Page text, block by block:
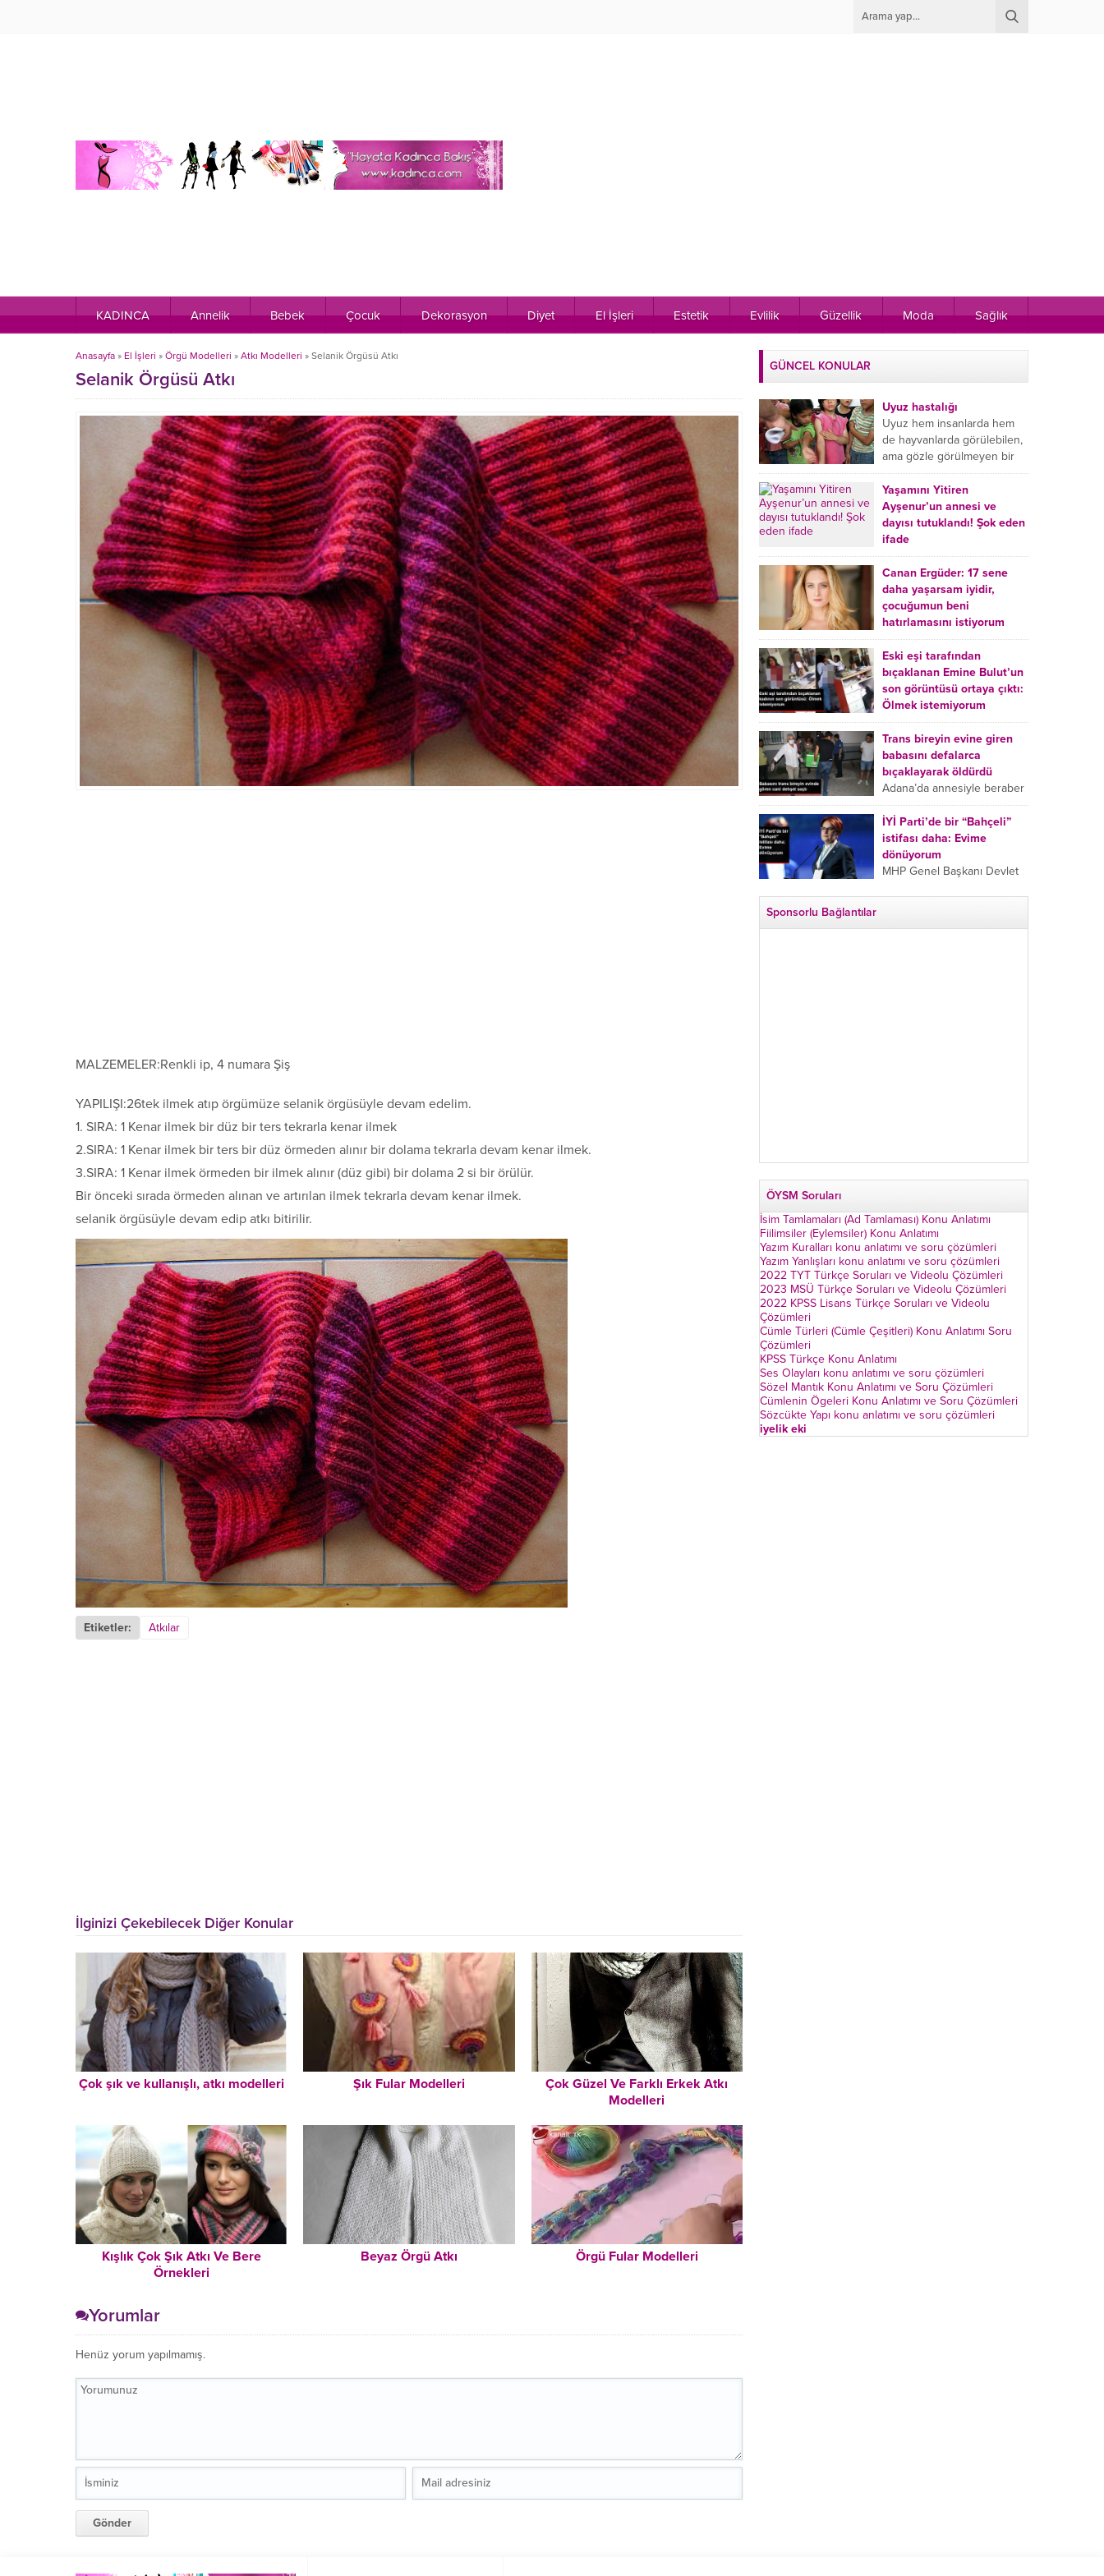
KADINCA Annelik Bebek Çocuk Dekorasyon Diyet El İşleri Estetik Evlilik Güzellik Moda Sağlık
Anasayfa » El İşleri » Örgü Modelleri » Atkı Modelleri » Selanik Örgüsü Atkı
Selanik Örgüsü Atkı
MALZEMELER:Renkli ip, 4 numara Şiş
YAPILIŞI:26tek ilmek atıp örgümüze selanik örgüsüyle devam edelim.
1. SIRA: 1 Kenar ilmek bir düz bir ters tekrarla kenar ilmek
2.SIRA: 1 Kenar ilmek bir ters bir düz örmeden alınır bir dolama tekrarla devam kenar ilmek.
3.SIRA: 1 Kenar ilmek örmeden bir ilmek alınır (düz gibi) bir dolama 2 si bir örülür.
Bir önceki sırada örmeden alınan ve artırılan ilmek tekrarla devam kenar ilmek.
selanik örgüsüyle devam edip atkı bitirilir.
Etiketler: Atkılar
İlginizi Çekebilecek Diğer Konular
Çok şık ve kullanışlı, atkı modelleri Şık Fular Modelleri
Çok Güzel Ve Farklı Erkek Atkı
Modelleri
Kışlık Çok Şık Atkı Ve Bere
Örnekleri
Beyaz Örgü Atkı Örgü Fular Modelleri
Yorumlar
Henüz yorum yapılmamış.
GÜNCEL KONULAR
Uyuz hastalığı
Uyuz hem insanlarda hem
de hayvanlarda görülebilen,
ama gözle görülmeyen bir
tür mikroplu böcek
hastalığıdır. Uyuz hastalığı
(Urticaria), deride veya...
Yaşamını Yitiren
Ayşenur’un annesi ve
dayısı tutuklandı! Şok eden
ifade
Burdur’da yatağında ölü
bulunan Ayşenur Kazık’ın (2)
annesi Kader Karadeniz (23)
ile dayısı Hızır Tunç
Çetinkaya (19) tutuklandı.
Çetinkaya, ifadesinde...
Canan Ergüder: 17 sene
daha yaşarsam iyidir,
çocuğumun beni
hatırlamasını istiyorum
Kanser tedavisi gören ünlü
oyuncu Canan Ergüder,
hastalık sürecini anlattı:
Meme kanserine yakalanan
ünlü oyuncu Canan Ergüder
aklıma ilk ölümün...
Eski eşi tarafından
bıçaklanan Emine Bulut’un
son görüntüsü ortaya çıktı:
Ölmek istemiyorum
Kırıkkale’de eski eşi
tarafından boğazından
bıçaklanan Emine Bulut’un
“Ben ölmek istemiyorum”
demesi ve yanında bulunan
10 yaşındaki kızının “Anne
lütfen...
Trans bireyin evine giren
babasını defalarca
bıçaklayarak öldürdü
Adana’da annesiyle beraber
takip ettiği babasının trans
bireyin evine girdiği gören
cani, babasını vücudunun
çeşitli yerlerinden
bıçaklayarak öldürdü.
İYİ Parti’de bir “Bahçeli”
istifası daha: Evime
dönüyorum
MHP Genel Başkanı Devlet
Sponsorlu Bağlantılar
ÖYSM Soruları
İsim Tamlamaları (Ad Tamlaması) Konu Anlatımı
Fiilimsiler (Eylemsiler) Konu Anlatımı
Yazım Kuralları konu anlatımı ve soru çözümleri
Yazım Yanlışları konu anlatımı ve soru çözümleri
2022 TYT Türkçe Soruları ve Videolu Çözümleri
2023 MSÜ Türkçe Soruları ve Videolu Çözümleri
2022 KPSS Lisans Türkçe Soruları ve Videolu
Çözümleri
Cümle Türleri (Cümle Çeşitleri) Konu Anlatımı Soru
Çözümleri
KPSS Türkçe Konu Anlatımı
Ses Olayları konu anlatımı ve soru çözümleri
Sözel Mantık Konu Anlatımı ve Soru Çözümleri
Cümlenin Ögeleri Konu Anlatımı ve Soru Çözümleri
Sözcükte Yapı konu anlatımı ve soru çözümleri
iyelik eki